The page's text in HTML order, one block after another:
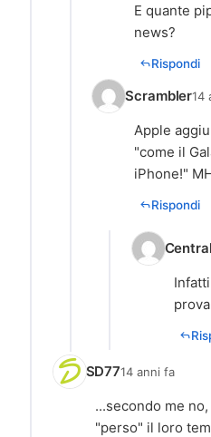
E quante
news?
Rispondi
Scrambler14
Apple
"come il
iPhone!"
Rispondi
SD7714 anni fa
...secondo me
"perso" il loro